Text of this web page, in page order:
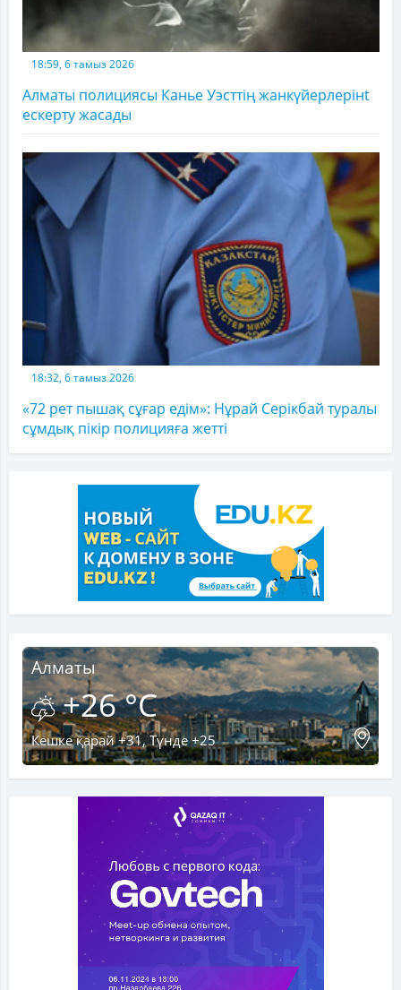
18:59, 6 тамыз 2026
Алматы полициясы Канье Уэсттің жанкүйерлерінt
ескерту жасады
18:32, 6 тамыз 2026
«72 рет пышақ сұғар едім»: Нұрай Серікбай туралы
сұмдық пікір полицияға жетті
Алматы
+26 °C
Кешке қарай +31, Түнде +25